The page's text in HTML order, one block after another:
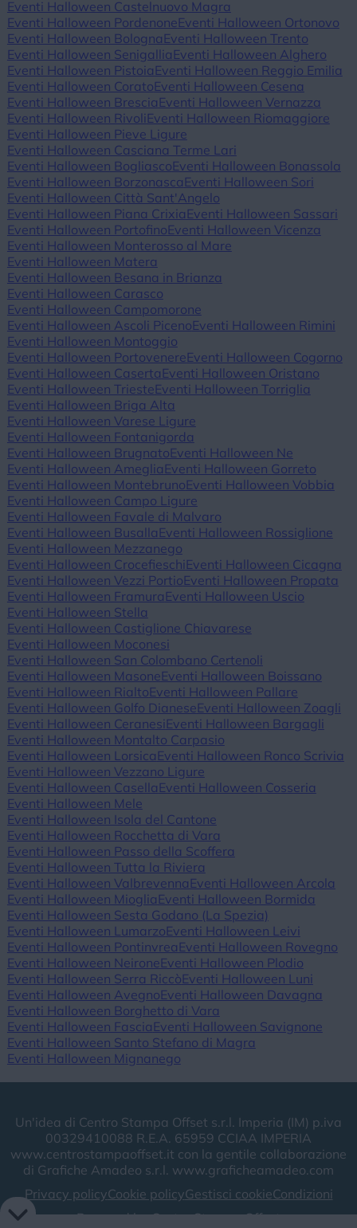
Eventi Halloween Castelnuovo Magra
Eventi Halloween PordenoneEventi Halloween Ortonovo
Eventi Halloween Bologna Eventi Halloween Trento
Eventi Halloween Senigallia Eventi Halloween Alghero
Eventi Halloween Pistoia Eventi Halloween Reggio Emilia
Eventi Halloween CoratoEventi Halloween Cesena
Eventi Halloween Brescia Eventi Halloween Vernazza
Eventi Halloween RivoliEventi Halloween Riomaggiore
Eventi Halloween Pieve Ligure
Eventi Halloween Casciana Terme Lari
Eventi Halloween BogliascoEventi Halloween Bonassola
Eventi Halloween Borzonasca Eventi Halloween Sori
Eventi Halloween Città Sant'Angelo
Eventi Halloween Piana Crixia Eventi Halloween Sassari
Eventi Halloween PortofinoEventi Halloween Vicenza
Eventi Halloween Monterosso al Mare
Eventi Halloween Matera
Eventi Halloween Besana in Brianza
Eventi Halloween Carasco
Eventi Halloween Campomorone
Eventi Halloween Ascoli PicenoEventi Halloween Rimini
Eventi Halloween Montoggio
Eventi Halloween PortovenereEventi Halloween Cogorno
Eventi Halloween Caserta Eventi Halloween Oristano
Eventi Halloween TriesteEventi Halloween Torriglia
Eventi Halloween Briga Alta
Eventi Halloween Varese Ligure
Eventi Halloween Fontanigorda
Eventi Halloween BrugnatoEventi Halloween Ne
Eventi Halloween Ameglia Eventi Halloween Gorreto
Eventi Halloween MontebrunoEventi Halloween Vobbia
Eventi Halloween Campo Ligure
Eventi Halloween Favale di Malvaro
Eventi Halloween Busalla Eventi Halloween Rossiglione
Eventi Halloween Mezzanego
Eventi Halloween CrocefieschiEventi Halloween Cicagna
Eventi Halloween Vezzi PortioEventi Halloween Propata
Eventi Halloween Framura Eventi Halloween Uscio
Eventi Halloween Stella
Eventi Halloween Castiglione Chiavarese
Eventi Halloween Moconesi
Eventi Halloween San Colombano Certenoli
Eventi Halloween MasoneEventi Halloween Boissano
Eventi Halloween RialtoEventi Halloween Pallare
Eventi Halloween Golfo DianeseEventi Halloween Zoagli
Eventi Halloween CeranesiEventi Halloween Bargagli
Eventi Halloween Montalto Carpasio
Eventi Halloween Lorsica Eventi Halloween Ronco Scrivia
Eventi Halloween Vezzano Ligure
Eventi Halloween Casella Eventi Halloween Cosseria
Eventi Halloween Mele
Eventi Halloween Isola del Cantone
Eventi Halloween Rocchetta di Vara
Eventi Halloween Passo della Scoffera
Eventi Halloween Tutta la Riviera
Eventi Halloween Valbrevenna Eventi Halloween Arcola
Eventi Halloween Mioglia Eventi Halloween Bormida
Eventi Halloween Sesta Godano (La Spezia)
Eventi Halloween LumarzoEventi Halloween Leivi
Eventi Halloween Pontinvrea Eventi Halloween Rovegno
Eventi Halloween NeironeEventi Halloween Plodio
Eventi Halloween Serra RiccòEventi Halloween Luni
Eventi Halloween AvegnoEventi Halloween Davagna
Eventi Halloween Borghetto di Vara
Eventi Halloween Fascia Eventi Halloween Savignone
Eventi Halloween Santo Stefano di Magra
Eventi Halloween Mignanego
Un'idea di Centro Stampa Offset s.r.l. Imperia (IM) p.iva
00329410088 R.E.A. 65959 CCIAA IMPERIA
www.centrostampaoffset.it con la gentile collaborazione
di Grafiche Amadeo s.r.l. www.graficheamadeo.com
Privacy policyCookie policyGestisci cookieCondizioni
Powered byCentro Stampa Offset